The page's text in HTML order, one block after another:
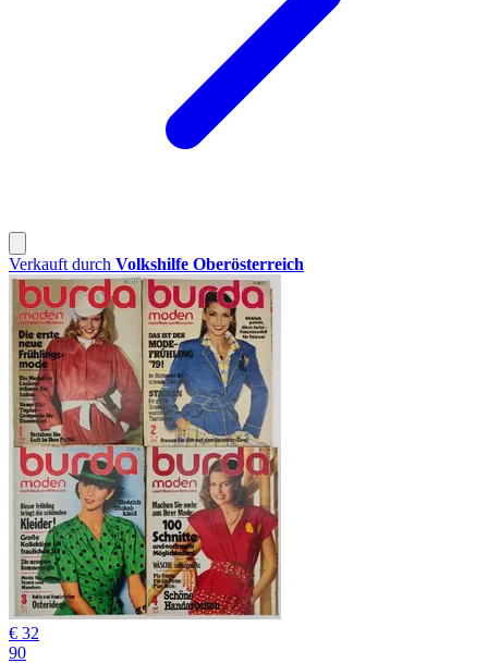
Verkauft durch Volkshilfe Oberösterreich
€ 32
90